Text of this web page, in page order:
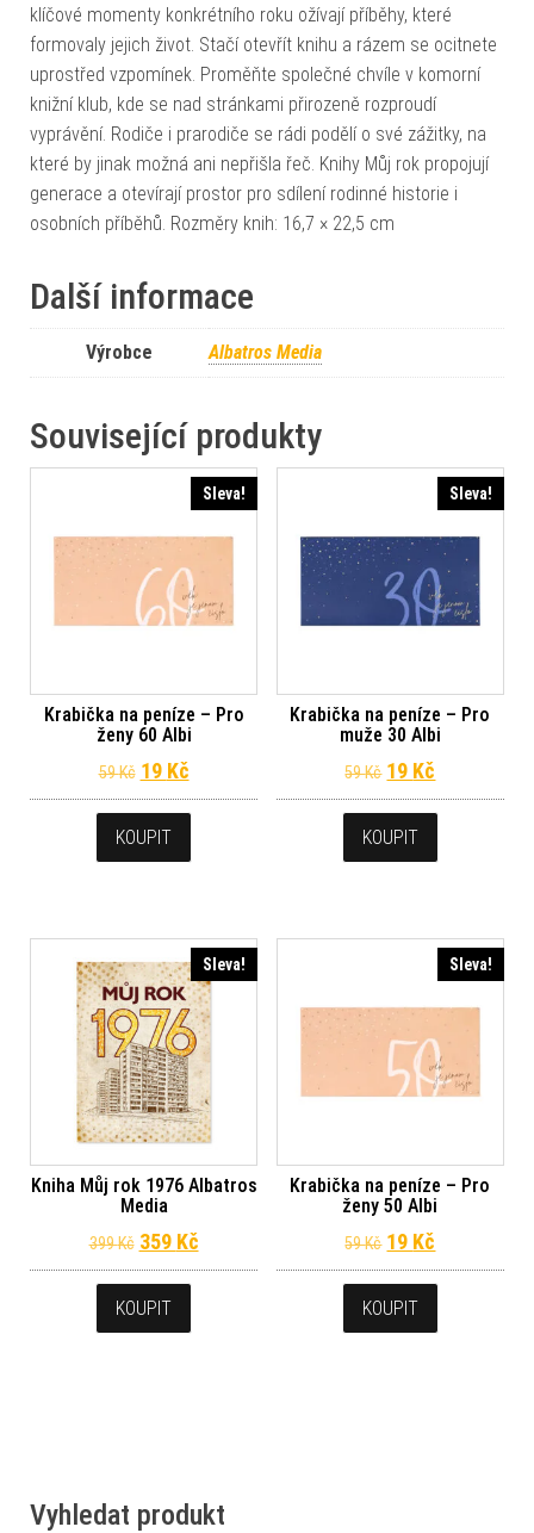
klíčové momenty konkrétního roku ožívají příběhy, které
formovaly jejich život. Stačí otevřít knihu a rázem se ocitnete
uprostřed vzpomínek. Proměňte společné chvíle v komorní
knižní klub, kde se nad stránkami přirozeně rozproudí
vyprávění. Rodiče i prarodiče se rádi podělí o své zážitky, na
které by jinak možná ani nepřišla řeč. Knihy Můj rok propojují
generace a otevírají prostor pro sdílení rodinné historie i
osobních příběhů. Rozměry knih: 16,7 × 22,5 cm
Další informace
Výrobce Albatros Media
Související produkty
Sleva!
Krabička na peníze – Pro
ženy 60 Albi
59Kč Původní cena byla: 59 Kč.
19 KčAktuální cena je: 19 Kč.
KOUPIT
Sleva!
Krabička na peníze – Pro
muže 30 Albi
59Kč Původní cena
19 Kč
KOUPIT
Sleva!
Kniha Můj rok 1976 Albatros
Media
399Kč Původní cena byla: 399 Kč.
359 KčAktuální cena je: 359 Kč.
KOUPIT
Sleva!
Krabička na peníze – Pro
ženy 50 Albi
59Kč Původní cena
19 Kč
KOUPIT
Vyhledat produkt